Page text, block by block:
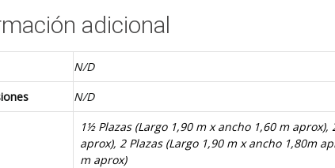
adicional
N/D
N/D
1½ Plazas (Largo 1,90 m x ancho 1,60 m aprox),
aprox), 2 Plazas (Largo 1,90 m x ancho 1,80m
m aprox)